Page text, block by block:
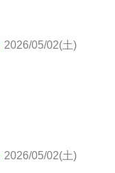
2026/05/02(土)
2026/05/02(土)